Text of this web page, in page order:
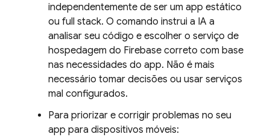
independentemente de ser um app estático
ou full stack. O comando instrui a IA a
analisar seu código e escolher o serviço de
hospedagem do Firebase correto com base
nas necessidades do app. Não é mais
necessário tomar decisões ou usar serviços
mal configurados.
Para priorizar e corrigir problemas no seu
app para dispositivos móveis: